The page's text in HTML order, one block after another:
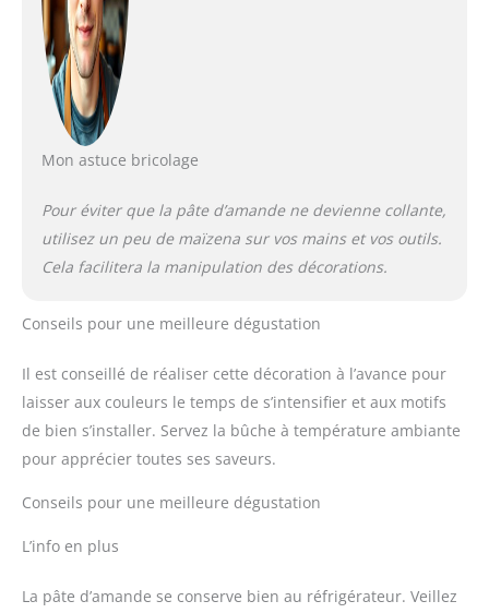
Mon astuce bricolage
Pour éviter que la pâte d’amande ne devienne collante,
utilisez un peu de maïzena sur vos mains et vos outils.
Cela facilitera la manipulation des décorations.
Conseils pour une meilleure dégustation
Il est conseillé de réaliser cette décoration à l’avance pour
laisser aux couleurs le temps de s’intensifier et aux motifs
de bien s’installer. Servez la bûche à température ambiante
pour apprécier toutes ses saveurs.
Conseils pour une meilleure dégustation
L’info en plus
La pâte d’amande se conserve bien au réfrigérateur. Veillez